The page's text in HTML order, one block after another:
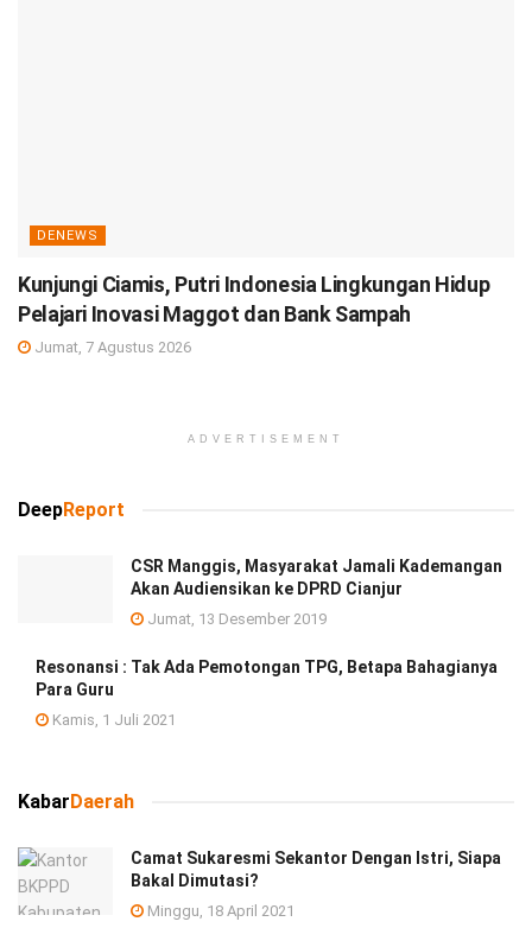
DENEWS
Kunjungi Ciamis, Putri Indonesia Lingkungan Hidup
Pelajari Inovasi Maggot dan Bank Sampah
Jumat, 7 Agustus 2026
ADVERTISEMENT
DeepReport
CSR Manggis, Masyarakat Jamali Kademangan
Akan Audiensikan ke DPRD Cianjur
Jumat, 13 Desember 2019
Resonansi : Tak Ada Pemotongan TPG, Betapa Bahagianya
Para Guru
Kamis, 1 Juli 2021
Kabar Daerah
Camat Sukaresmi Sekantor Dengan Istri, Siapa
Bakal Dimutasi?
Minggu, 18 April 2021